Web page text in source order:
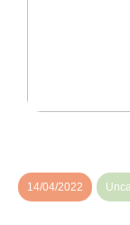
14/04/2022